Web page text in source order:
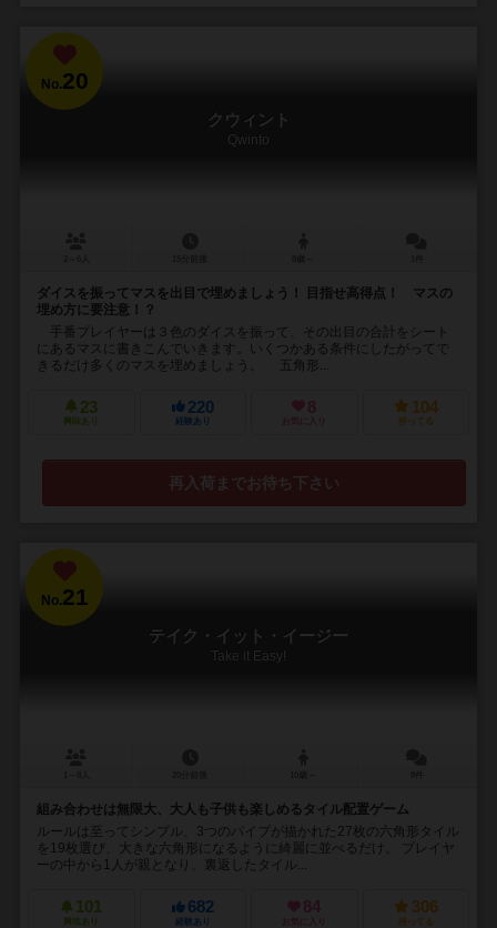
No.20
クウィント
Qwinto
ダイスを振ってマスを出目で埋めましょう！ 目指せ高得点！ マスの
埋め方に要注意！？
手番プレイヤーは３色のダイスを振って、その出目の合計をシート
にあるマスに書きこんでいきます。いくつかある条件にしたがってで
きるだけ多くのマスを埋めましょう。 五角形...
23
興味あり
220
経験あり
8
お気に入り
104
持ってる
再入荷までお待ち下さい
No.21
テイク・イット・イージー
Take it Easy!
組み合わせは無限大、大人も子供も楽しめるタイル配置ゲーム
ルールは至ってシンプル、3つのパイプが描かれた27枚の六角形タイル
を19枚選び、大きな六角形になるように綺麗に並べるだけ。 プレイヤ
ーの中から1人が親となり、裏返したタイル...
101
興味あり
682
経験あり
84
お気に入り
306
持ってる